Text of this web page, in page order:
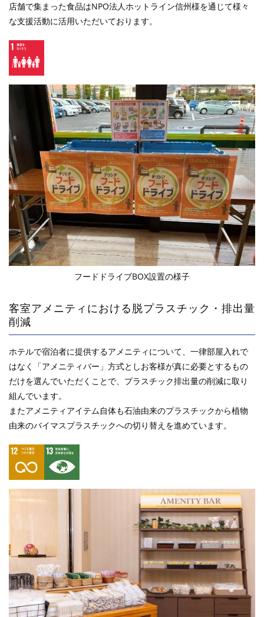
店舗で集まった食品はNPO法人ホットライン信州様を通じて様々
な支援活動に活用いただいております。
フードドライブBOX設置の様子
客室アメニティにおける脱プラスチック・排出量
削減
ホテルで宿泊者に提供するアメニティについて、一律部屋入れで
はなく「アメニティバー」方式としお客様が真に必要とするもの
だけを選んでいただくことで、プラスチック排出量の削減に取り
組んでいます。
またアメニティアイテム自体も石油由来のプラスチックから植物
由来のバイマスプラスチックへの切り替えを進めています。